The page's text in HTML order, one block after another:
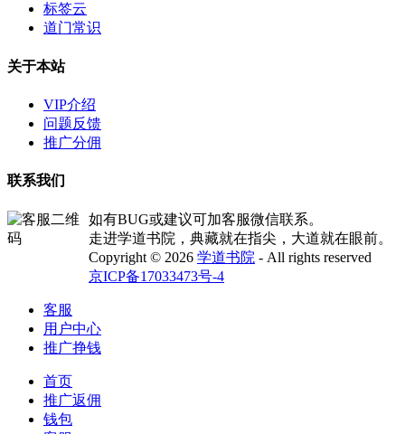
标签云
道门常识
关于本站
VIP介绍
问题反馈
推广分佣
联系我们
如有BUG或建议可加客服微信联系。
走进学道书院，典藏就在指尖，大道就在眼前。
Copyright © 2026 学道书院 - All rights reserved
京ICP备17033473号-4
客服
用户中心
推广挣钱
首页
推广返佣
钱包